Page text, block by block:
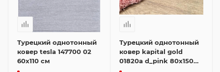
Турецкий однотонный
ковер tesla 147700 02
60x110 см
Турецкий однотонный
ковер kapital gold
01820a d_pink 80x150
см